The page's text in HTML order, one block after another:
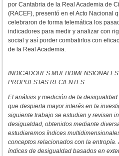
por Cantabria de la Real Academia de
(RACEF), presentó en el Acto Nacional
celebraron de forma telemática los
indicadores para medir y analizar con
social y así porder combatirlos con
de la Real Academia.
INDICADORES
PROPUESTAS RECIENTES
El análisis y medición de la
que despierta mayor interés en la
siguiente trabajo se estudian y revisan
desigualdad, obtenidos mediante
estudiaremos índices
conceptos relacionados con la
índices de desigualdad basados en